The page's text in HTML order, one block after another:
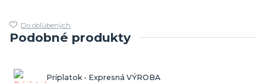
Do obľúbených
Podobné produkty
Príplatok - Expresná VÝROBA